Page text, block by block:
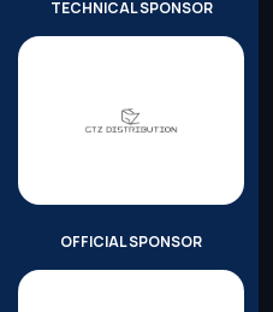
TECHNICAL SPONSOR
OFFICIAL SPONSOR